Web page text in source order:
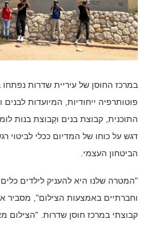
במרכז החוסן של עיריית שדרות נפתחו
פוטותרפיה ייחודיות, המיועדות
התוכנית, קבוצת בנים וקְבוצת בנות
דגש על כוחו של המדיום ככלי לביטוי
הביטחון העצמי.
"המטרה שלנו היא להעניק לילדים
וחברתיים באמצעות הצילום", מסביר
קבוצתי במרכז חוסן שדרות.